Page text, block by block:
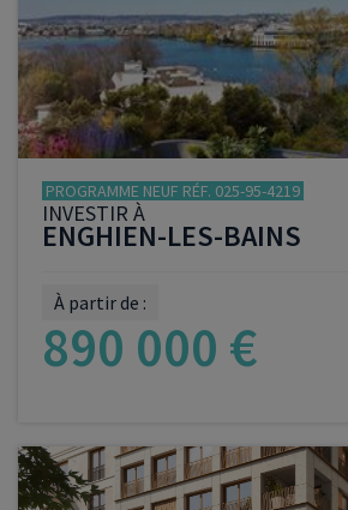
PROGRAMME NEUF RÉF. 025-95-4219
INVESTIR À
ENGHIEN-LES-BAINS
À partir de :
890 000 €
VOIR LE PROGRAMME